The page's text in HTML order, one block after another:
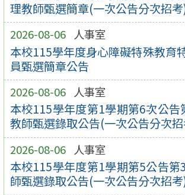
理教師甄選簡章(一次公告分次招
2026-08-06 人事室
本校115學年度身心障礙特殊教育
員甄選簡章公告
2026-08-06 人事室
本校115學年度第1學期第6次公告
教師甄選錄取公告(一次公告分次
2026-08-06 人事室
本校115學年度第1學期第5公告第
師甄選錄取公告(一次公告分次招